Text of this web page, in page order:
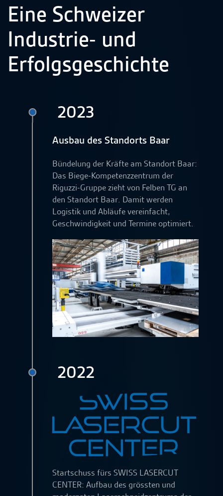
Eine Schweizer
Industrie- und
Erfolgsgeschichte
2023
Ausbau des Standorts Baar
Bündelung der Kräfte am Standort Baar:
Das Biege-Kompetenzzentrum der
Riguzzi-Gruppe zieht von Felben TG an
den Standort Baar. Damit werden
Logistik und Abläufe vereinfacht,
Geschwindigkeit und Termine optimiert.
2022
Startschuss fürs SWISS LASERCUT
CENTER: Aufbau des grössten und